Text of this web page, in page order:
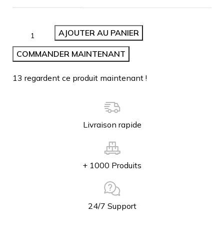
AJOUTER AU PANIER
COMMANDER MAINTENANT
13 regardent ce produit maintenant !
Livraison rapide
+ 1000 Produits
24/7 Support